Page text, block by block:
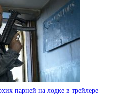
парней на лодке в трейлере